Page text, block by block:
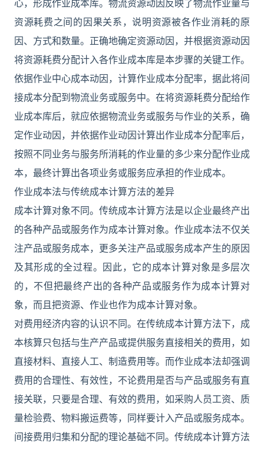
心，形成作业成本库。物流资源动因反映了物流作业量与
资源耗费之间的因果关系，说明资源被各作业消耗的原
因、方式和数量。正确地确定资源动因，并根据资源动因
将资源耗费分配计入各作业成本库是本步骤的关键工作。
依据作业中心成本动因，计算作业成本分配率，据此将间
接成本分配到物流业务或服务中。在将资源耗费分配给作
业成本库后，就应依据物流业务或服务与作业的关系，确
定作业动因，并依据作业动因计算出作业成本分配率后，
按照不同业务与服务所消耗的作业量的多少来分配作业成
本，最终计算出各项业务或服务应承担的作业成本。
作业成本法与传统成本计算方法的差异
成本计算对象不同。传统成本计算方法是以企业最终产出
的各种产品或服务作为成本计算对象。作业成本法不仅关
注产品或服务成本，更多关注产品或服务成本产生的原因
及其形成的全过程。因此，它的成本计算对象是多层次
的，不但把最终产出的各种产品或服务作为成本计算对
象，而且把资源、作业也作为成本计算对象。
对费用经济内容的认识不同。在传统成本计算方法下，成
本核算只包括与生产产品或提供服务直接相关的费用，如
直接材料、直接人工、制造费用等。而作业成本法却强调
费用的合理性、有效性，不论费用是否与产品或服务有直
接关联，只要是合理、有效的费用，如采购人员工资、质
量检验费、物料搬运费等，同样要计入产品或服务成本。
间接费用归集和分配的理论基础不同。传统成本计算方法